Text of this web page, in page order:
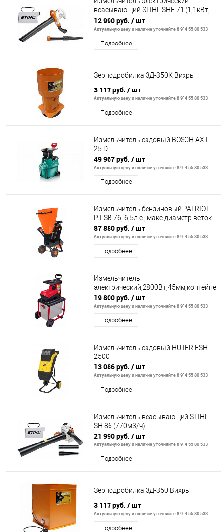
всасывающий STIHL SHE 71 (1,1кВт,
580м3/ч)
12 990 руб. / шт
Актуальную цену и наличие уточняйте 8 914 55 80 533
Подробнее
Зернодробилка ЗД-350К Вихрь
3 117 руб. / шт
Актуальную цену и наличие уточняйте 8 914 55 80 533
Подробнее
Измельчитель садовый BOSCH AXT
25 D
49 967 руб. / шт
Актуальную цену и наличие уточняйте 8 914 55 80 533
Подробнее
Измельчитель бензиновый PATRIOT
PT SB 76, 6,5л.с., макс диаметр веток
76мм
87 880 руб. / шт
Актуальную цену и наличие уточняйте 8 914 55 80 533
Подробнее
Измельчитель
19 800 руб. / шт
Актуальную цену и наличие уточняйте 8 914 55 80 533
Подробнее
Измельчитель садовый HUTER ESH-
2500
13 086 руб. / шт
Актуальную цену и наличие уточняйте 8 914 55 80 533
Подробнее
Измельчитель всасывающий STIHL
SH 86 (770м3/ч)
21 990 руб. / шт
Актуальную цену и наличие уточняйте 8 914 55 80 533
Подробнее
Зернодробилка ЗД-350 Вихрь
3 117 руб. / шт
Актуальную цену и наличие уточняйте 8 914 55 80 533
Подробнее